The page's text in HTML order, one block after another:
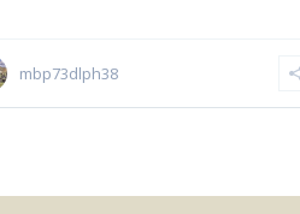
mbp73dlph38